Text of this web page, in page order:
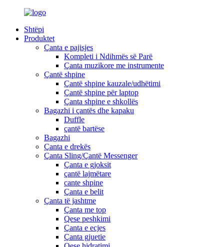
Shtëpi
Produktet
Çanta e pajisjes
Kompleti i Ndihmës së Parë
Çanta muzikore me instrumente
Çantë shpine
Çantë shpine kauzale/udhëtimi
Çantë shpine për laptop
Çanta shpine e shkollës
Bagazhi i çantës dhe kapaku
Duffle
çantë bartëse
Bagazhi
Çanta e drekës
Çanta Sling/Çantë Messenger
Çanta e gjoksit
çantë lajmëtare
cante shpine
Çanta e belit
Çanta të jashtme
Çanta me top
Qese peshkimi
Çanta e ecjes
Çanta gjuetie